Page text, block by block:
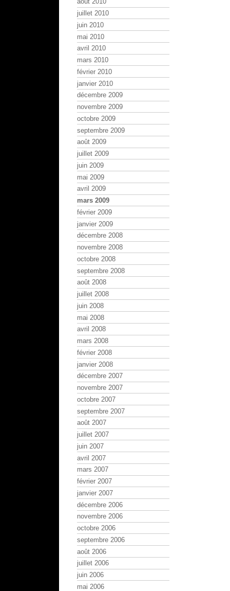
juillet 2010
juin 2010
mai 2010
avril 2010
mars 2010
février 2010
janvier 2010
décembre 2009
novembre 2009
octobre 2009
septembre 2009
août 2009
juillet 2009
juin 2009
mai 2009
avril 2009
mars 2009
février 2009
janvier 2009
décembre 2008
novembre 2008
octobre 2008
septembre 2008
août 2008
juillet 2008
juin 2008
mai 2008
avril 2008
mars 2008
février 2008
janvier 2008
décembre 2007
novembre 2007
octobre 2007
septembre 2007
août 2007
juillet 2007
juin 2007
avril 2007
mars 2007
février 2007
janvier 2007
décembre 2006
novembre 2006
octobre 2006
septembre 2006
août 2006
juillet 2006
juin 2006
mai 2006